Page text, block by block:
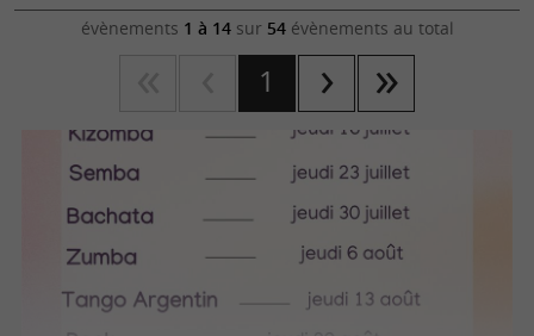
évènements 1 à 14sur 54évènements au total
1